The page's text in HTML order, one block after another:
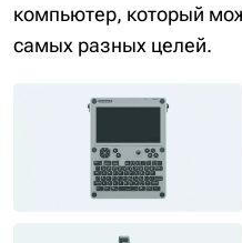
компьютер, который
самых разных целей.